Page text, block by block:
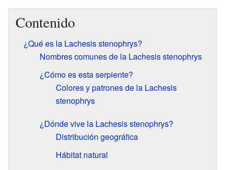
Contenido
¿Qué es la Lachesis stenophrys?
Nombres comunes de la Lachesis stenophrys
¿Cómo es esta serpiente?
Colores y patrones de la Lachesis
stenophrys
¿Dónde vive la Lachesis stenophrys?
Distribución geográfica
Hábitat natural